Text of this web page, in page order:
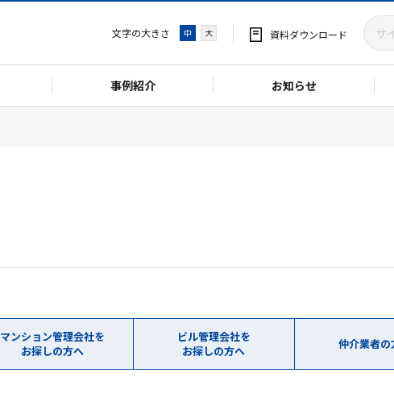
文字の大きさ 中 大 資料ダウンロード
事例紹介 お知らせ
マンション管理会社を
お探しの方へ
ビル管理会社を
お探しの方へ
仲介業者の